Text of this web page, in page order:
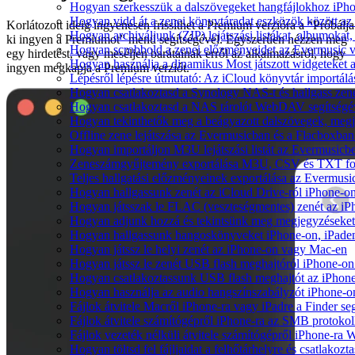
Hogyan szerkesszük a dalszövegeket hangfájlokhoz
Hogyan vidd át a zenei könyvtáradat eszközök között
Hogyan archiváljunk (ZIP) lejátszási listákat,
Hogyan scrobbold a zenei előzményeidet az Evermusic
Hogyan használja a dinamikus Most játszott widgeteket
Lépésről lépésre útmutató: Az iCloud könyvtár
Hogyan csatlakoztasd a Synology NAS-t és hallgass
Hogyan csatlakoztasd a NAS tárolót WebDAV
Hogyan tekinthetők meg a beágyazott dalszövegek,
Offline zene lejátszása az Evermusicban és a
Hogyan importáljon M3U lejátszási listát az
Zeneszámgyűjtemény exportálása M3U, CSV és TXT
Teljes hallgatási előzményeinek exportálása az
Hogyan hallgassunk zenét az iCloud Drive-ról iPhone-
Hogyan játsszak le FLAC (veszteségmentes) zenét az
Hogyan adjunk hozzá és tekintsünk meg
Hogyan hallgassunk hangoskönyveket iPhone-on,
Hogyan játssz le helyi zenét az iPhone-on vagy Mac-en
Hogyan játssz le zenét USB flash meghajtóról iPhone-
Hogyan csatlakoztassunk USB flash meghajtót az
Hogyan használja az audio hangszínszabályzót
Fájlok átvitele Macről iPhone-ra vagy iPadre a Finder
Fájlok átvitele számítógépről iPhone-ra az SMB
Fájlok vezeték nélküli átvitele számítógépről iPhone-ra
Hogyan töltsd fel fájljaidat a felhőtárhelyre és
Korlátozott ideig ingyenesen frissíthet a Premium verzióra a “Próbálja
ki ingyen a Premiumot” menü segítségével. Egyszerűen nézzen meg
egy hirdetést, vagy meséljen barátainak erről az alkalmazásról, hogy
ingyen megkapja a Premium verziót.